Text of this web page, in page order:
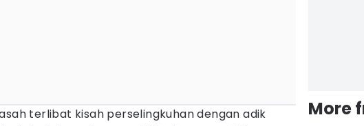
terlibat kisah perselingkuhan dengan adik
More